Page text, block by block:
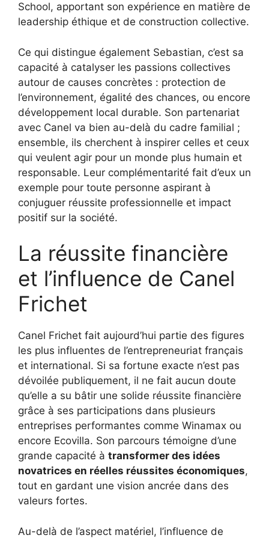
School, apportant son expérience en matière de
leadership éthique et de construction collective.
Ce qui distingue également Sebastian, c’est sa
capacité à catalyser les passions collectives
autour de causes concrètes : protection de
l’environnement, égalité des chances, ou encore
développement local durable. Son partenariat
avec Canel va bien au-delà du cadre familial ;
ensemble, ils cherchent à inspirer celles et ceux
qui veulent agir pour un monde plus humain et
responsable. Leur complémentarité fait d’eux un
exemple pour toute personne aspirant à
conjuguer réussite professionnelle et impact
positif sur la société.
La réussite financière
et l’influence de Canel
Frichet
Canel Frichet fait aujourd’hui partie des figures
les plus influentes de l’entrepreneuriat français
et international. Si sa fortune exacte n’est pas
dévoilée publiquement, il ne fait aucun doute
qu’elle a su bâtir une solide réussite financière
grâce à ses participations dans plusieurs
entreprises performantes comme Winamax ou
encore Ecovilla. Son parcours témoigne d’une
grande capacité à transformer des idées
novatrices en réelles réussites économiques,
tout en gardant une vision ancrée dans des
valeurs fortes.
Au-delà de l’aspect matériel, l’influence de